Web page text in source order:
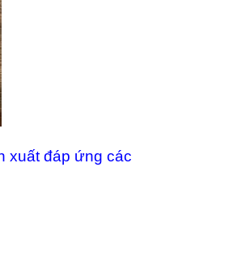
xuất đáp ứng các